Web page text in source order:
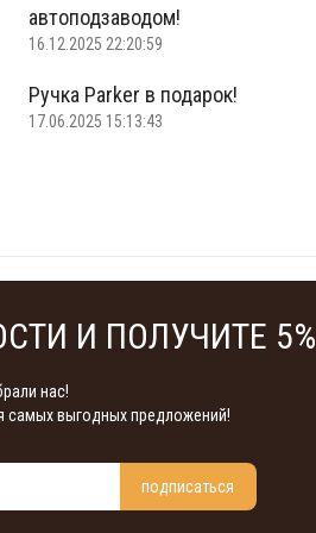
автоподзаводом!
16.12.2025 22:20:59
Ручка Parker в подарок!
17.06.2025 15:13:43
И ПОЛУЧИТЕ 5%
нас!
самых выгодных предложений!
подписаться